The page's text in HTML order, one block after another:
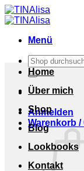
Zum
Inhalt
Menü
Suchen
nach:
Anmelden
Warenkorb /
Home
Über mich
Shop
Blog
Lookbooks
Kontakt